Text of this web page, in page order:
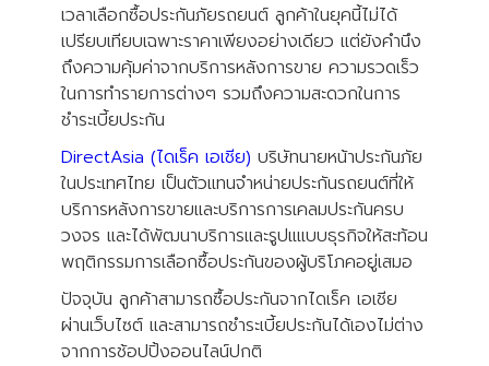
เวลาเลือกซื้อประกันภัยรถยนต์ ลูกค้าในยุคนี้ไม่ได้
เปรียบเทียบเฉพาะราคาเพียงอย่างเดียว แต่ยังคำนึง
ถึงความคุ้มค่าจากบริการหลังการขาย ความรวดเร็ว
ในการทำรายการต่างๆ รวมถึงความสะดวกในการ
ชำระเบี้ยประกัน
DirectAsia (ไดเร็ค เอเชีย) บริษัทนายหน้าประกันภัย
ในประเทศไทย เป็นตัวแทนจำหน่ายประกันรถยนต์ที่ให้
บริการหลังการขายและบริการการเคลมประกันครบ
วงจร และได้พัฒนาบริการและรูปแแบบธุรกิจให้สะท้อน
พฤติกรรมการเลือกซื้อประกันของผู้บริโภคอยู่เสมอ
ปัจจุบัน ลูกค้าสามารถซื้อประกันจากไดเร็ค เอเชีย
ผ่านเว็บไซต์ และสามารถชำระเบี้ยประกันได้เองไม่ต่าง
จากการช้อปปิ้งออนไลน์ปกติ